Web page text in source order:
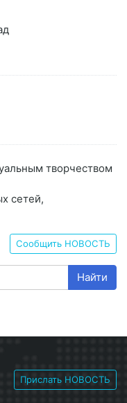
творчеством
сетей,
Сообщить НОВОСТЬ
Найти
Прислать НОВОСТЬ